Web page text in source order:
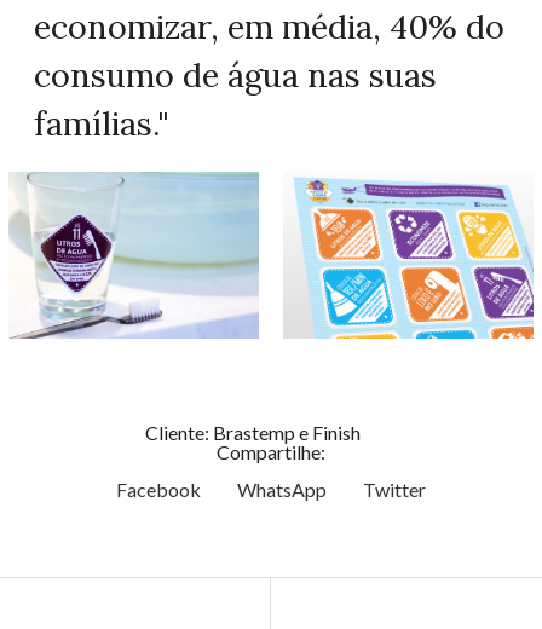
economizar, em média, 40% do
consumo de água nas suas
famílias."
Cliente: Brastemp e Finish
Compartilhe:
Facebook
WhatsApp Twitter